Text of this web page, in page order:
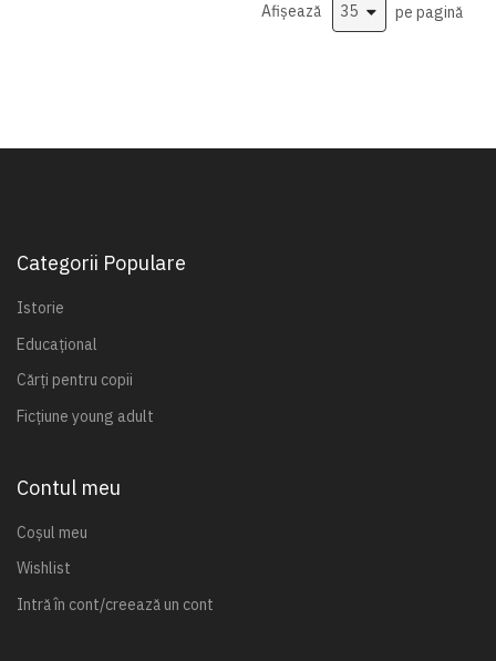
Afișează pe pagină
Categorii Populare
Istorie
Educațional
Cărți pentru copii
Ficțiune young adult
Contul meu
Coșul meu
Wishlist
Intră în cont/creează un cont